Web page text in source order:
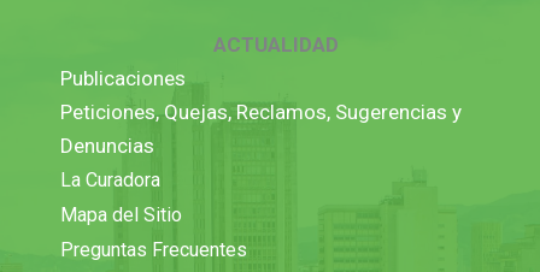
ACTUALIDAD
Publicaciones
Peticiones, Quejas, Reclamos, Sugerencias y
Denuncias
La Curadora
Mapa del Sitio
Preguntas Frecuentes